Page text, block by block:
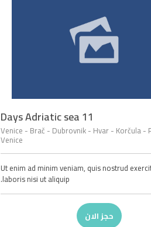
11 Days Adriatic sea
Venice - Brač - Dubrovnik - Hvar - Korčula -
Venice
Ut enim ad minim veniam, quis nostrud
laboris nisi ut aliquip.
حجز الان